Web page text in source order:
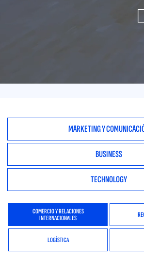
MARKETING Y
BUSINESS
TECHNOLOGY
COMERCIO Y RELACIONES
INTERNACIONALES
LOGÍSTICA